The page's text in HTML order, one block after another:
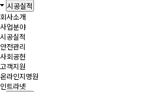
시공실적
회사소개
사업분야
시공실적
안전관리
사회공헌
고객지원
온라인지명원
인트라넷